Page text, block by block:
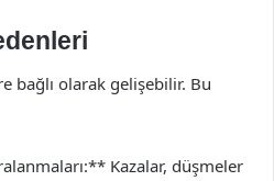
bağlı olarak gelişebilir. Bu
Kazalar, düşmeler